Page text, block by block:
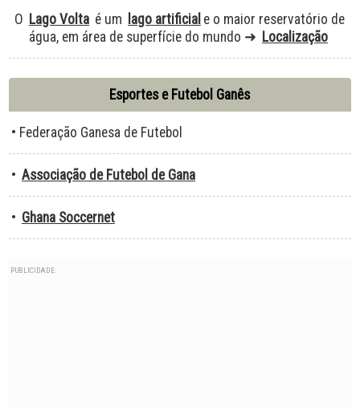
O Lago Volta é um lago artificial e o maior reservatório de
água, em área de superfície do mundo ➜ Localização
Esportes e Futebol Ganês
• Federação Ganesa de Futebol
• Associação de Futebol de Gana
• Ghana Soccernet
PUBLICIDADE: